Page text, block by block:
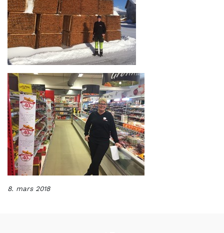
8. mars 2018